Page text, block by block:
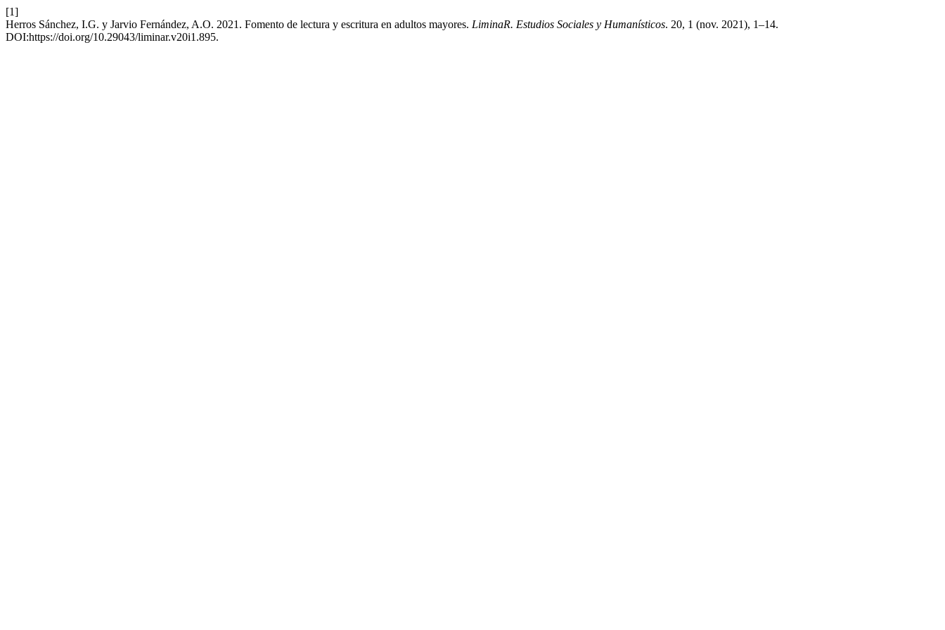
[1]
Herros Sánchez, I.G. y Jarvio Fernández, A.O. 2021. Fomento de lectura y escritura en adultos mayores. LiminaR. Estudios Sociales y Humanísticos. 20, 1 (nov. 2021), 1–14.
DOI:https://doi.org/10.29043/liminar.v20i1.895.